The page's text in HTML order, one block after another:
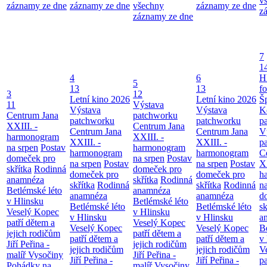
záznamy ze dne záznamy ze dne všechny
záznamy ze dne
záznamy ze dne
3
11
Centrum Jana
XXIII. -
harmonogram
na srpen Postav
domeček pro
skřítka Rodinná
anamnéza
Betlémské léto
v Hlinsku
Veselý Kopec
patří dětem a
jejich rodičům
Jiří Peřina -
malíř Vysočiny
4
13
Letní kino 2026
Výstava
patchworku
Centrum Jana
XXIII. -
harmonogram
na srpen Postav
domeček pro
skřítka Rodinná
anamnéza
Betlémské léto
v Hlinsku
Veselý Kopec
patří dětem a
jejich rodičům
Jiří Peřina -
5
12
Výstava
patchworku
Centrum Jana
XXIII. -
harmonogram
na srpen Postav
domeček pro
skřítka Rodinná
anamnéza
Betlémské léto
v Hlinsku
Veselý Kopec
patří dětem a
jejich rodičům
Jiří Peřina -
6
13
Letní kino 2026
Výstava
patchworku
Centrum Jana
XXIII. -
harmonogram
na srpen Postav
domeček pro
skřítka Rodinná
anamnéza
Betlémské léto
v Hlinsku
Veselý Kopec
patří dětem a
jejich rodičům
Jiří Peřina -
7
v